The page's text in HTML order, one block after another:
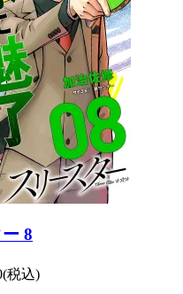
8
(税込)